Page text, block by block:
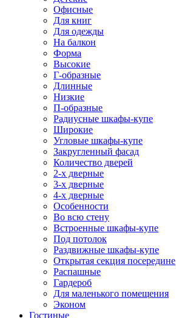
Офисные
Для книг
Для одежды
На балкон
Форма
Высокие
Г-образные
Длинные
Низкие
П-образные
Радиусные шкафы-купе
Широкие
Угловые шкафы-купе
Закругленный фасад
Количество дверей
2-х дверные
3-х дверные
4-х дверные
Особенности
Во всю стену
Встроенные шкафы-купе
Под потолок
Раздвижные шкафы-купе
Открытая секция посередине
Распашные
Гардероб
Для маленького помещения
Эконом
Гостиные